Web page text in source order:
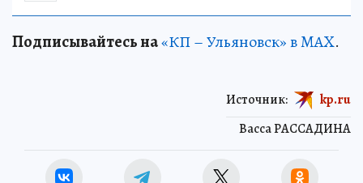
Подписывайтесь на«КП – Ульяновск» в MAX.
Васса РАССАДИНА
Источник: kp.ru